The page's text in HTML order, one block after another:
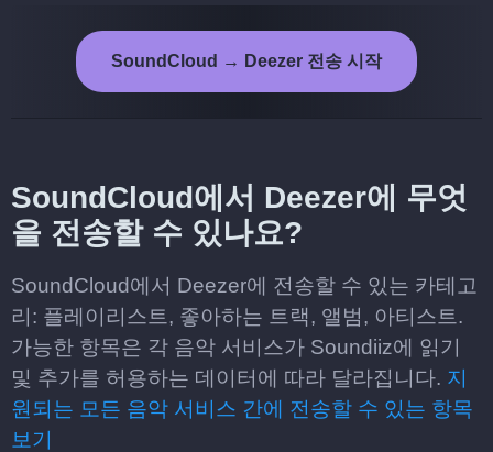
SoundCloud → Deezer 전송 시작
SoundCloud에서 Deezer에 무엇
을 전송할 수 있나요?
SoundCloud에서 Deezer에 전송할 수 있는 카테고
리: 플레이리스트, 좋아하는 트랙, 앨범, 아티스트.
가능한 항목은 각 음악 서비스가 Soundiiz에 읽기
및 추가를 허용하는 데이터에 따라 달라집니다. 지
원되는 모든 음악 서비스 간에 전송할 수 있는 항목
보기